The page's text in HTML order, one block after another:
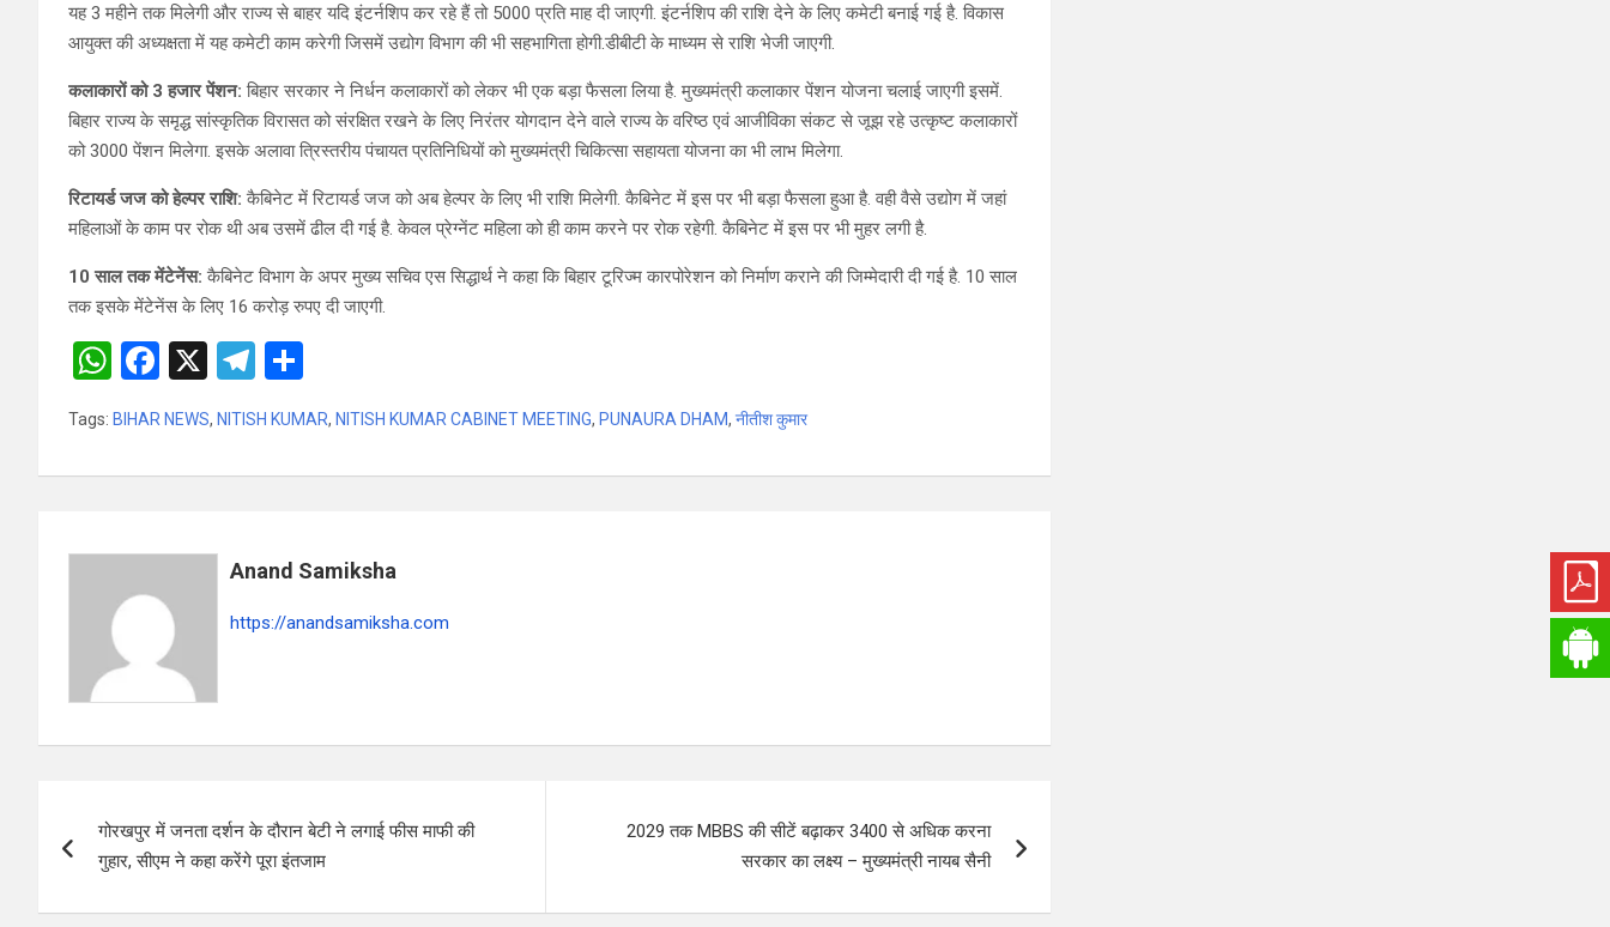
यह 3 महीने तक मिलेगी और राज्य से बाहर यदि इंटर्नशिप कर रहे हैं तो 5000 प्रति माह दी जाएगी. इंटर्नशिप की राशि देने के लिए कमेटी बनाई गई है. विकास
आयुक्त की अध्यक्षता में यह कमेटी काम करेगी जिसमें उद्योग विभाग की भी सहभागिता होगी.डीबीटी के माध्यम से राशि भेजी जाएगी.
कलाकारों को 3 हजार पेंशन: बिहार सरकार ने निर्धन कलाकारों को लेकर भी एक बड़ा फैसला लिया है. मुख्यमंत्री कलाकार पेंशन योजना चलाई जाएगी इसमें.
बिहार राज्य के समृद्ध सांस्कृतिक विरासत को संरक्षित रखने के लिए निरंतर योगदान देने वाले राज्य के वरिष्ठ एवं आजीविका संकट से जूझ रहे उत्कृष्ट कलाकारों
को 3000 पेंशन मिलेगा. इसके अलावा त्रिस्तरीय पंचायत प्रतिनिधियों को मुख्यमंत्री चिकित्सा सहायता योजना का भी लाभ मिलेगा.
रिटायर्ड जज को हेल्पर राशि: कैबिनेट में रिटायर्ड जज को अब हेल्पर के लिए भी राशि मिलेगी. कैबिनेट में इस पर भी बड़ा फैसला हुआ है. वही वैसे उद्योग में जहां
महिलाओं के काम पर रोक थी अब उसमें ढील दी गई है. केवल प्रेग्नेंट महिला को ही काम करने पर रोक रहेगी. कैबिनेट में इस पर भी मुहर लगी है.
10 साल तक मेंटेनेंस:कैबिनेट विभाग के अपर मुख्य सचिव एस सिद्धार्थ ने कहा कि बिहार टूरिज्म कारपोरेशन को निर्माण कराने की जिम्मेदारी दी गई है. 10 साल
तक इसके मेंटेनेंस के लिए 16 करोड़ रुपए दी जाएगी.
W
at
s
p
p
F
ce
b
o
k
X
T
e
gr
ar
e
Tags: BIHAR NEWS, NITISH KUMAR, NITISH KUMAR CABINET MEETING, PUNAURA DHAM, नीतीश कुमार
Anand Samiksha
https://anandsamiksha.com
s
गोरखपुर में जनता दर्शन के दौरान बेटी ने लगाई फीस माफी की
गुहार, सीएम ने कहा करेंगे पूरा इंतजाम
2029 तक MBBS की सीटें बढ़ाकर 3400 से अधिक करना
सरकार का लक्ष्य – मुख्यमंत्री नायब सैनी